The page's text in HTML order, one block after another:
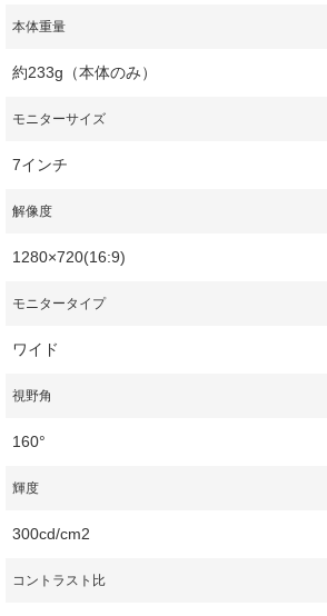
本体重量
約233g（本体のみ）
モニターサイズ
7インチ
解像度
1280×720(16:9)
モニタータイプ
ワイド
視野角
160°
輝度
300cd/cm2
コントラスト比